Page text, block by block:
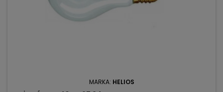
MARKA: HELIOS